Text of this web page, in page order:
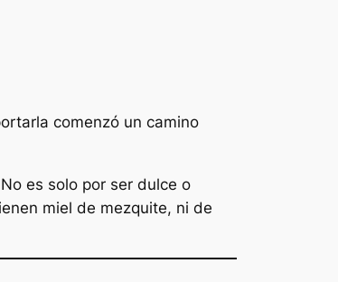
comenzó un camino
es solo por ser dulce o
miel de mezquite, ni de